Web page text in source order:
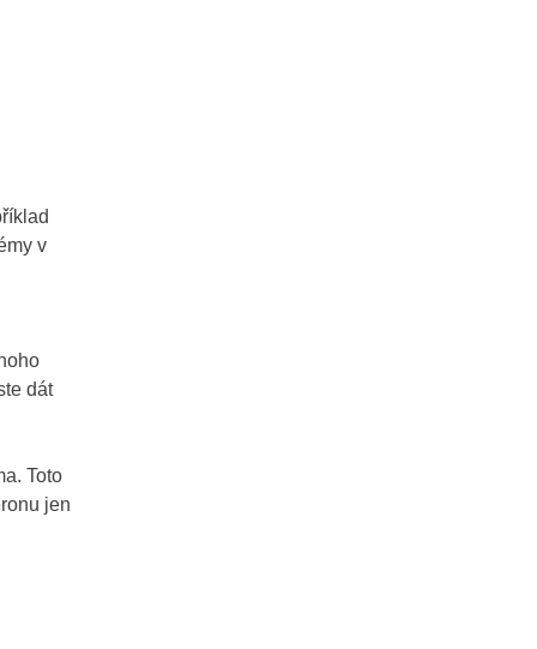
v
dát
Toto
jen